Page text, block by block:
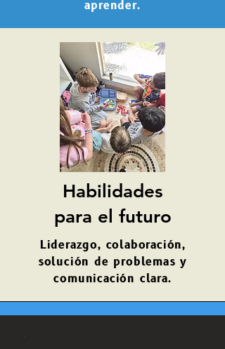
aprender.
Habilidades
para el futuro
Liderazgo, colaboración,
solución de problemas y
comunicación clara.